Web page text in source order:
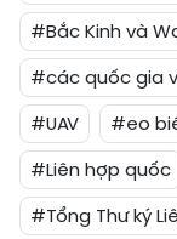
#Bắc Kinh và
#các quốc gia
#UAV
#eo
#Liên hợp quốc
#Tổng Thư ký